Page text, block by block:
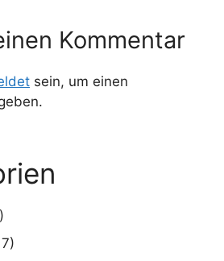
Kommentar
sein, um einen